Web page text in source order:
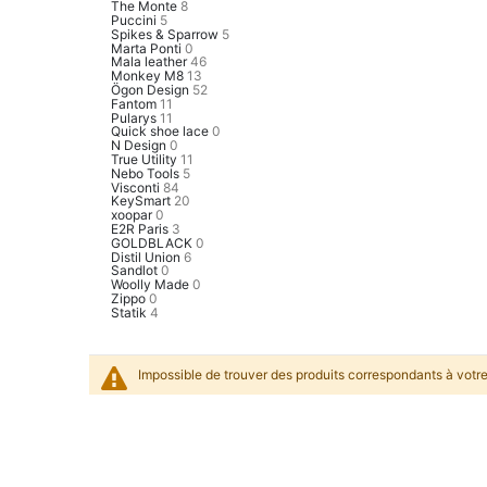
The Monte 8
Puccini 5
Spikes & Sparrow 5
Marta Ponti 0
Mala leather 46
Monkey M8 13
Ögon Design 52
Fantom 11
Pularys 11
Quick shoe lace 0
N Design 0
True Utility 11
Nebo Tools 5
Visconti 84
KeySmart 20
xoopar 0
E2R Paris 3
GOLDBLACK 0
Distil Union 6
Sandlot 0
Woolly Made 0
Zippo 0
Statik 4
Impossible de trouver des produits correspondants à